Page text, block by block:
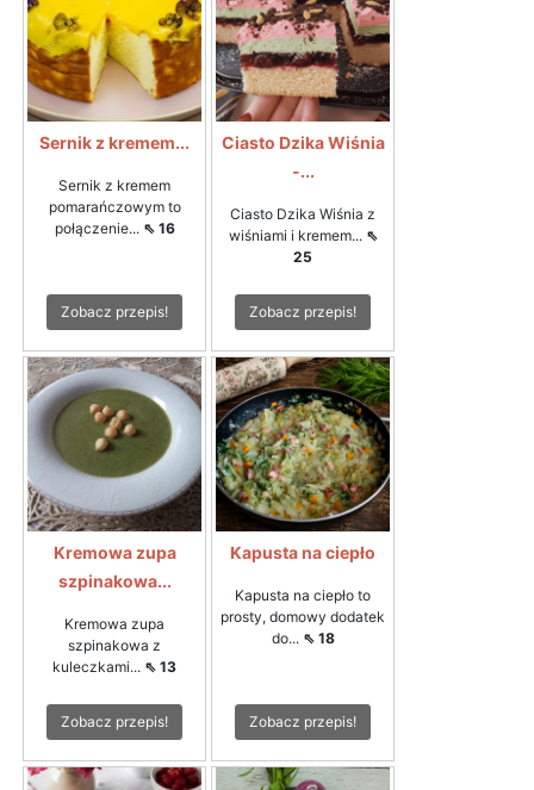
Sernik z kremem...
Sernik z kremem
pomarańczowym to
połączenie... ⇖ 16
Zobacz przepis!
Ciasto Dzika Wiśnia
-...
Ciasto Dzika Wiśnia z
wiśniami i kremem... ⇖
25
Zobacz przepis!
Kremowa zupa
szpinakowa...
Kremowa zupa
szpinakowa z
kuleczkami... ⇖ 13
Zobacz przepis!
Kapusta na ciepło
Kapusta na ciepło to
prosty, domowy dodatek
do... ⇖ 18
Zobacz przepis!